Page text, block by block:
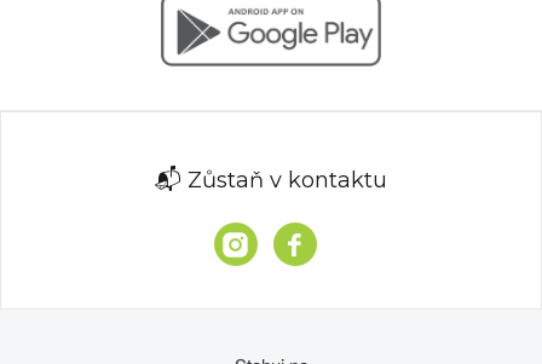
📬 Zůstaň v kontaktu